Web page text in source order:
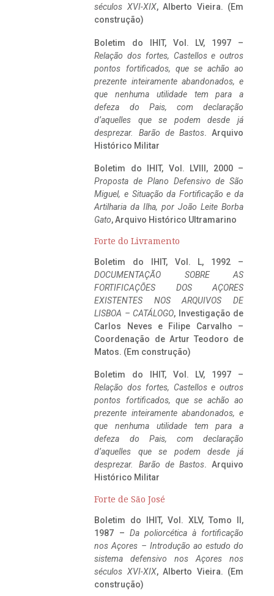
séculos XVI-XIX, Alberto Vieira. (Em
construção)
Boletim do IHIT, Vol. LV, 1997 –
Relação dos fortes, Castellos e outros
pontos fortificados, que se achão ao
prezente inteiramente abandonados, e
que nenhuma utilidade tem para a
defeza do Pais, com declaração
d’aquelles que se podem desde já
desprezar. Barão de Bastos. Arquivo
Histórico Militar
Boletim do IHIT, Vol. LVIII, 2000 –
Proposta de Plano Defensivo de São
Miguel, e Situação da Fortificação e da
Artilharia da Ilha, por João Leite Borba
Gato, Arquivo Histórico Ultramarino
Forte do Livramento
Boletim do IHIT, Vol. L, 1992 –
DOCUMENTAÇÃO SOBRE AS
FORTIFICAÇÕES DOS AÇORES
EXISTENTES NOS ARQUIVOS DE
LISBOA – CATÁLOGO, Investigação de
Carlos Neves e Filipe Carvalho –
Coordenação de Artur Teodoro de
Matos. (Em construção)
Boletim do IHIT, Vol. LV, 1997 –
Relação dos fortes, Castellos e outros
pontos fortificados, que se achão ao
prezente inteiramente abandonados, e
que nenhuma utilidade tem para a
defeza do Pais, com declaração
d’aquelles que se podem desde já
desprezar. Barão de Bastos. Arquivo
Histórico Militar
Forte de São José
Boletim do IHIT, Vol. XLV, Tomo II,
1987 – Da poliorcética à fortificação
nos Açores – Introdução ao estudo do
sistema defensivo nos Açores nos
séculos XVI-XIX, Alberto Vieira. (Em
construção)